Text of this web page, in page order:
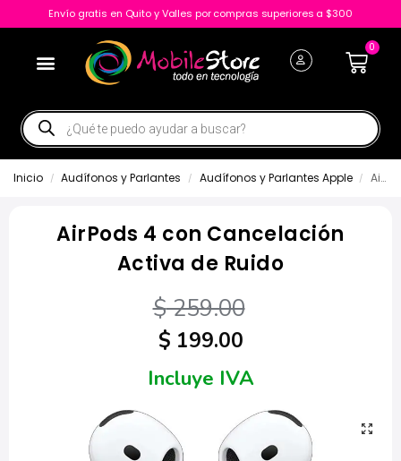
Envío gratis en Quito y Valles por compras superiores a $300
0
Inicio / Audífonos y Parlantes / Audífonos y Parlantes Apple / AirPods 4 con Cancelación Activa de Ruido
AirPods 4 con Cancelación
Activa de Ruido
$259.00
$ 199.00
Incluye IVA